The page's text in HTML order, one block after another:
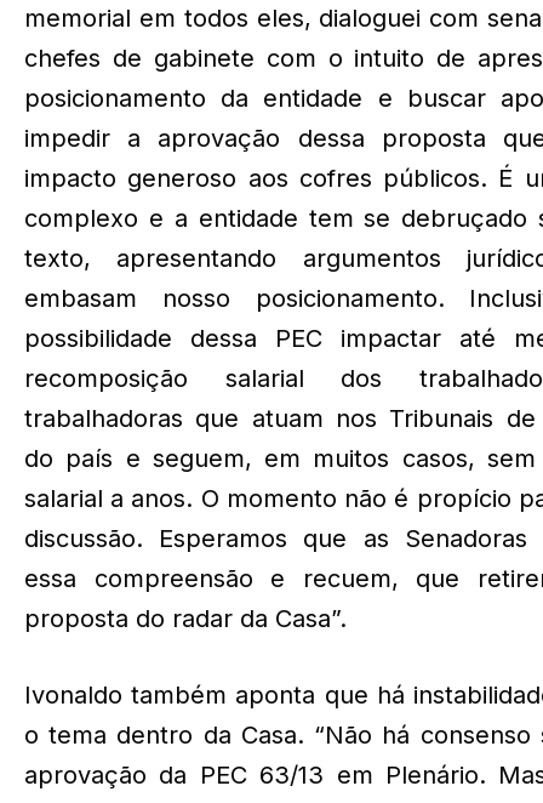
memorial em todos eles, dialoguei com
chefes de gabinete com o intuito de
posicionamento da entidade e buscar
impedir a aprovação dessa proposta
impacto generoso aos cofres públicos. É
complexo e a entidade tem se debruçado
texto, apresentando argumentos
embasam nosso posicionamento.
possibilidade dessa PEC impactar até
recomposição salarial dos
trabalhadoras que atuam nos Tribunais
do país e seguem, em muitos casos, sem
salarial a anos. O momento não é propício
discussão. Esperamos que as Senadoras
essa compreensão e recuem, que
proposta do radar da Casa”.
Ivonaldo também aponta que há
o tema dentro da Casa. “Não há consenso
aprovação da PEC 63/13 em Plenário.